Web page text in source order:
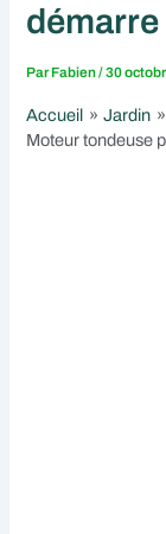
démarre
ParFabien/30
Accueil
Jardin
Moteur tondeuse